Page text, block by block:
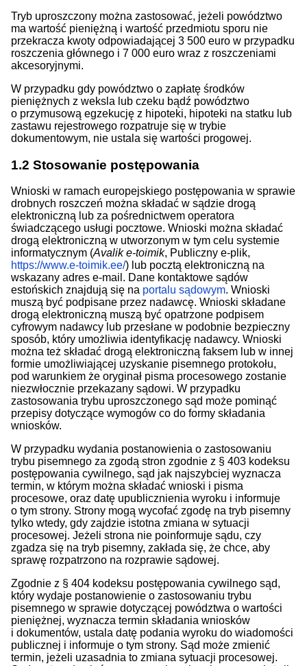
Tryb uproszczony można zastosować, jeżeli powództwo
ma wartość pieniężną i wartość przedmiotu sporu nie
przekracza kwoty odpowiadającej 3 500 euro w przypadku
roszczenia głównego i 7 000 euro wraz z roszczeniami
akcesoryjnymi.
W przypadku gdy powództwo o zapłatę środków
pieniężnych z weksla lub czeku bądź powództwo
o przymusową egzekucję z hipoteki, hipoteki na statku lub
zastawu rejestrowego rozpatruje się w trybie
dokumentowym, nie ustala się wartości progowej.
1.2 Stosowanie postępowania
Wnioski w ramach europejskiego postępowania w sprawie
drobnych roszczeń można składać w sądzie drogą
elektroniczną lub za pośrednictwem operatora
świadczącego usługi pocztowe. Wnioski można składać
drogą elektroniczną w utworzonym w tym celu systemie
informatycznym (Avalik e-toimik, Publiczny e-plik,
https://www.e-toimik.ee/) lub pocztą elektroniczną na
wskazany adres e-mail. Dane kontaktowe sądów
estońskich znajdują się na portalu sądowym. Wnioski
muszą być podpisane przez nadawcę. Wnioski składane
drogą elektroniczną muszą być opatrzone podpisem
cyfrowym nadawcy lub przesłane w podobnie bezpieczny
sposób, który umożliwia identyfikację nadawcy. Wnioski
można też składać drogą elektroniczną faksem lub w innej
formie umożliwiającej uzyskanie pisemnego protokołu,
pod warunkiem że oryginał pisma procesowego zostanie
niezwłocznie przekazany sądowi. W przypadku
zastosowania trybu uproszczonego sąd może pominąć
przepisy dotyczące wymogów co do formy składania
wniosków.
W przypadku wydania postanowienia o zastosowaniu
trybu pisemnego za zgodą stron zgodnie z § 403 kodeksu
postępowania cywilnego, sąd jak najszybciej wyznacza
termin, w którym można składać wnioski i pisma
procesowe, oraz datę upublicznienia wyroku i informuje
o tym strony. Strony mogą wycofać zgodę na tryb pisemny
tylko wtedy, gdy zajdzie istotna zmiana w sytuacji
procesowej. Jeżeli strona nie poinformuje sądu, czy
zgadza się na tryb pisemny, zakłada się, że chce, aby
sprawę rozpatrzono na rozprawie sądowej.
Zgodnie z § 404 kodeksu postępowania cywilnego sąd,
który wydaje postanowienie o zastosowaniu trybu
pisemnego w sprawie dotyczącej powództwa o wartości
pieniężnej, wyznacza termin składania wniosków
i dokumentów, ustala datę podania wyroku do wiadomości
publicznej i informuje o tym strony. Sąd może zmienić
termin, jeżeli uzasadnia to zmiana sytuacji procesowej.